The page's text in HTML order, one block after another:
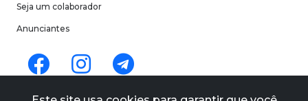
Seja um colaborador
Anunciantes